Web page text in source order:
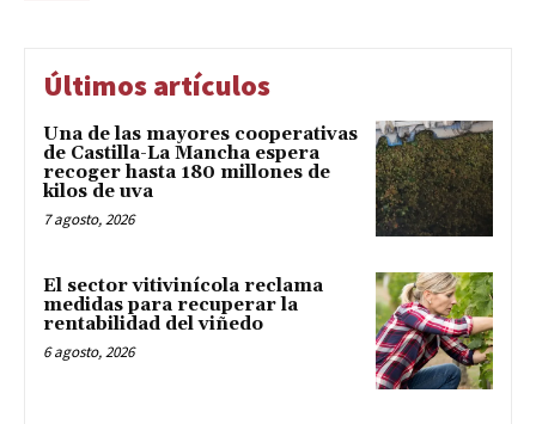
Últimos artículos
Una de las mayores cooperativas
de Castilla-La Mancha espera
recoger hasta 180 millones de
kilos de uva
7 agosto, 2026
El sector vitivinícola reclama
medidas para recuperar la
rentabilidad del viñedo
6 agosto, 2026